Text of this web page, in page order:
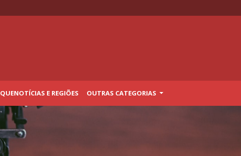
QUENOTÍCIAS E REGIÕES OUTRAS CATEGORIAS